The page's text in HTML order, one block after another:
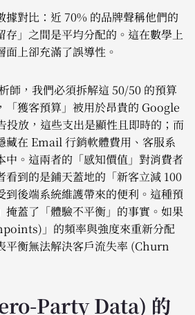
據對比：近 70% 的品牌聲稱他們的
存」之間是平均分配的。這在數學上
上卻充滿了誤導性。
師，我們必須拆解這 50/50 的預算
「獲客預算」被用於昂貴的 Google
投放，這些支出是顯性且即時的；而
藏在 Email 行銷軟體費用、客服系
中。這兩者的「感知價值」對消費者
看到的是鋪天蓋地的「新客立減 100
到後端系統維護帶來的便利。這種預
掩蓋了「體驗不平衡」的事實。如果
」的頻率與強度來重新分配
平衡無法解決客戶流失率 (Churn
Party Data) 的